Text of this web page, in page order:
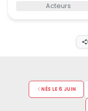
Acteurs
NÉS LE 6 JUIN